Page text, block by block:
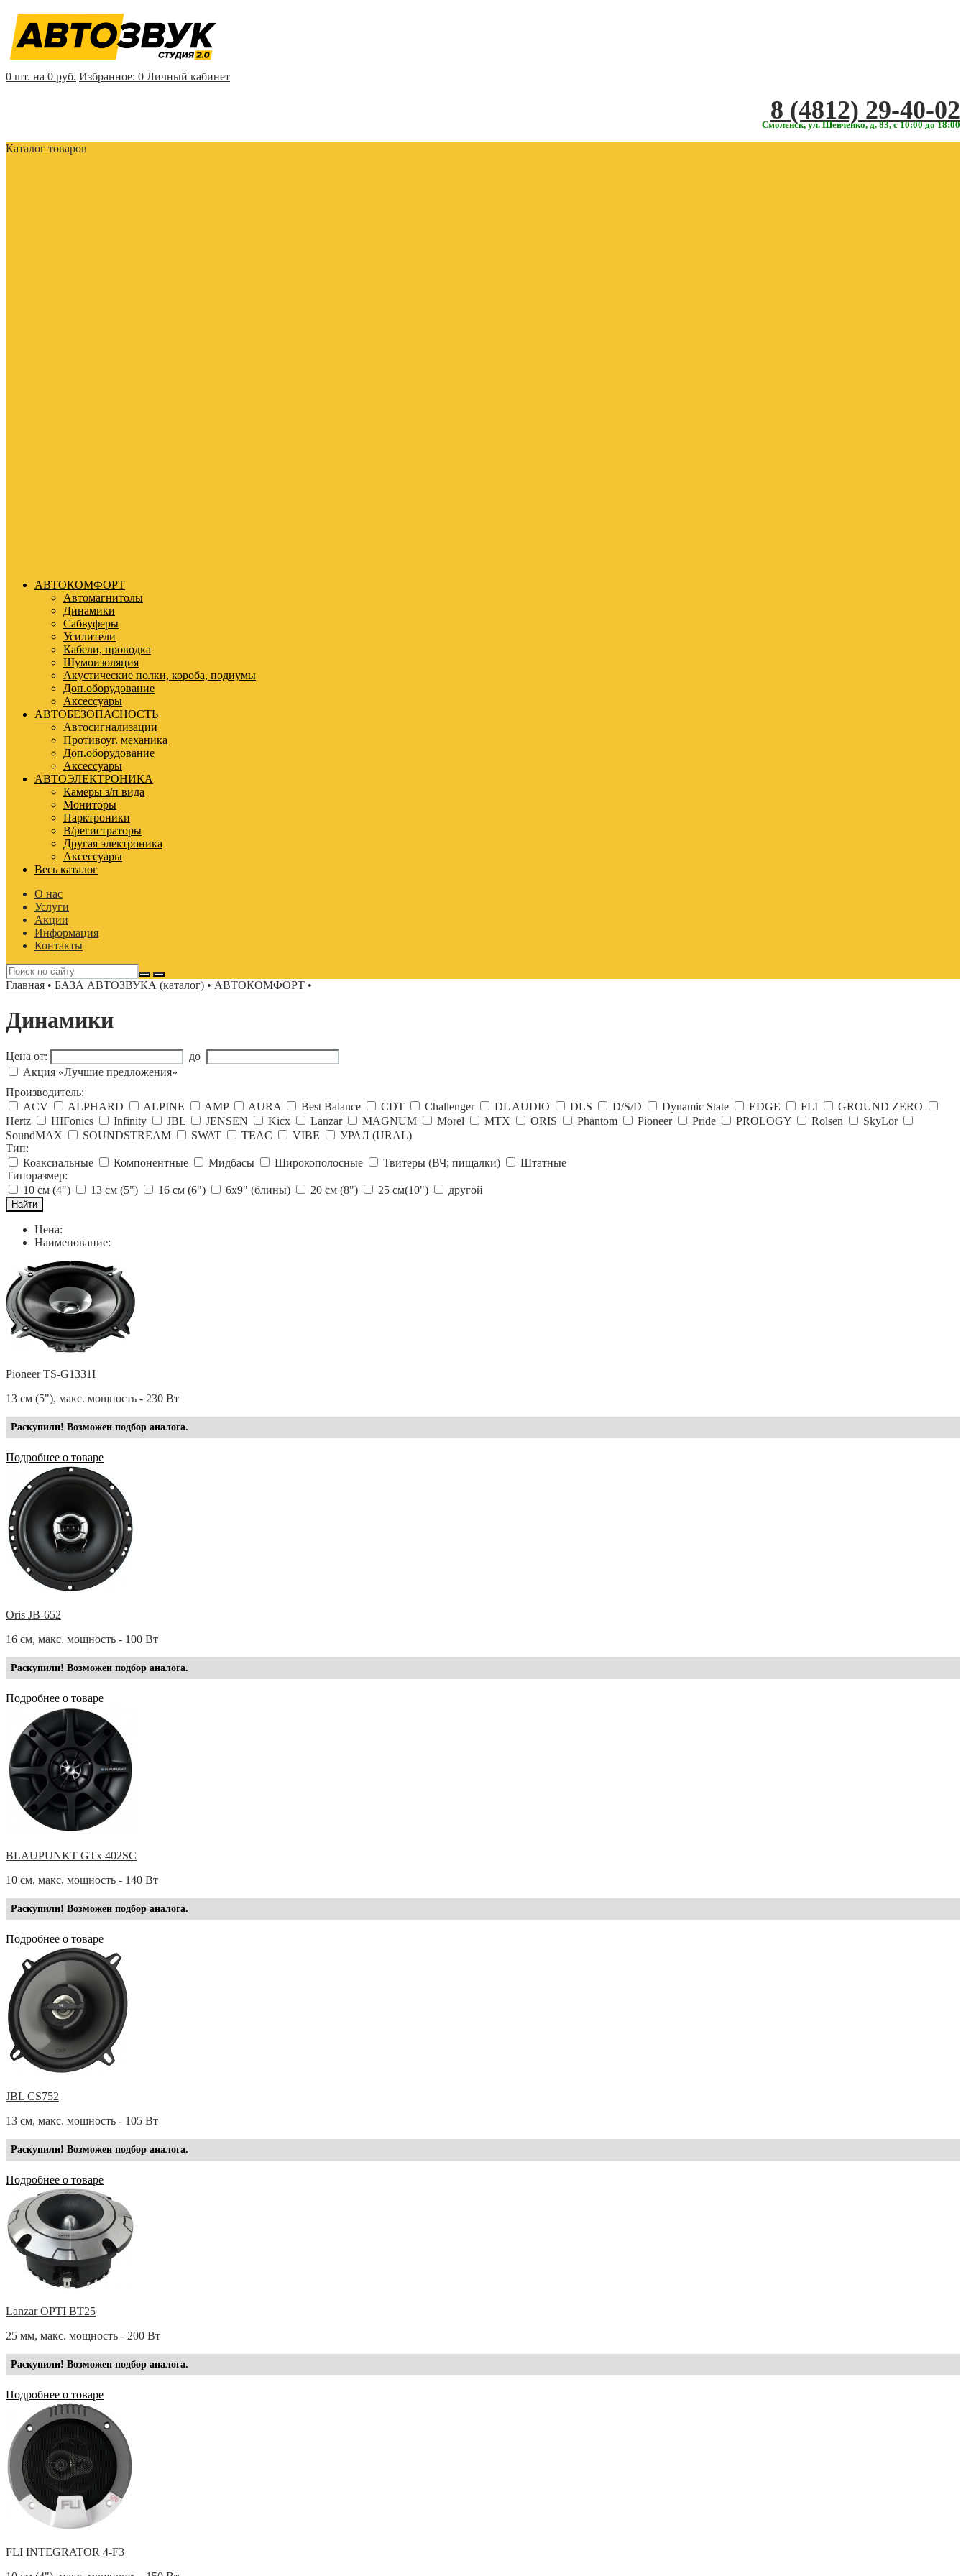
0 шт. на 0 руб. Избранное: 0 Личный кабинет
‎‎8 (4812) 29-40-02
Смоленск, ул. Шевченко, д. 83, с 10:00 до 18:00
Каталог товаров
АВТОКОМФОРТ
Автомагнитолы
Динамики
Сабвуферы
Усилители
Кабели, проводка
Шумоизоляция
Акустические полки, короба, подиумы
Доп.оборудование
Аксессуары
АВТОБЕЗОПАСНОСТЬ
Автосигнализации
Противоуг. механика
Доп.оборудование
Аксессуары
АВТОЭЛЕКТРОНИКА
Камеры з/п вида
Мониторы
Парктроники
В/регистраторы
Другая электроника
Аксессуары
Весь каталог
О нас
Услуги
Акции
Информация
Контакты
Главная • БАЗА АВТОЗВУКА (каталог) • АВТОКОМФОРТ •
Динамики
Цена от:
до
Акция «Лучшие предложения»
Производитель:
ACV
ALPHARD ALPINE AMP AURA Best Balance CDT Challenger DL AUDIO DLS D/S/D Dynamic State EDGE FLI
GROUND ZERO
Hertz
HIFonics Infinity JBL JENSEN Kicx Lanzar MAGNUM Morel MTX ORIS Phantom Pioneer Pride PROLOGY Rolsen
SkyLor
SoundMAX
SOUNDSTREAM SWAT TEAC VIBE
УРАЛ (URAL)
Тип:
Коаксиальные
Компонентные Мидбасы Широкополосные Твитеры (ВЧ; пищалки)
Штатные
Типоразмер:
10 см (4")
13 см (5") 16 см (6") 6x9" (блины) 20 см (8") 25 см(10") другой
Цена:
Наименование:
Pioneer TS-G1331I
13 см (5"), макс. мощность - 230 Вт
Раскупили! Возможен подбор аналога.
Подробнее о товаре
Oris JB-652
16 см, макс. мощность - 100 Вт
Раскупили! Возможен подбор аналога.
Подробнее о товаре
BLAUPUNKT GTx 402SC
10 см, макс. мощность - 140 Вт
Раскупили! Возможен подбор аналога.
Подробнее о товаре
JBL CS752
13 см, макс. мощность - 105 Вт
Раскупили! Возможен подбор аналога.
Подробнее о товаре
Lanzar OPTI BT25
25 мм, макс. мощность - 200 Вт
Раскупили! Возможен подбор аналога.
Подробнее о товаре
FLI INTEGRATOR 4-F3